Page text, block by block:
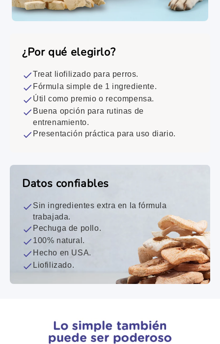
¿Por qué elegirlo?
Treat liofilizado para perros.
Fórmula simple de 1 ingrediente.
Útil como premio o recompensa.
Buena opción para rutinas de
entrenamiento.
Presentación práctica para uso diario.
Datos confiables
Sin ingredientes extra en la fórmula
trabajada.
Pechuga de pollo.
100% natural.
Hecho en USA.
Liofilizado.